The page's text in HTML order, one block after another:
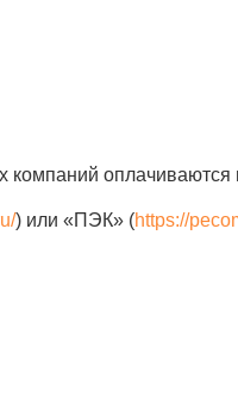
оплачиваются
) или «ПЭК» (https://